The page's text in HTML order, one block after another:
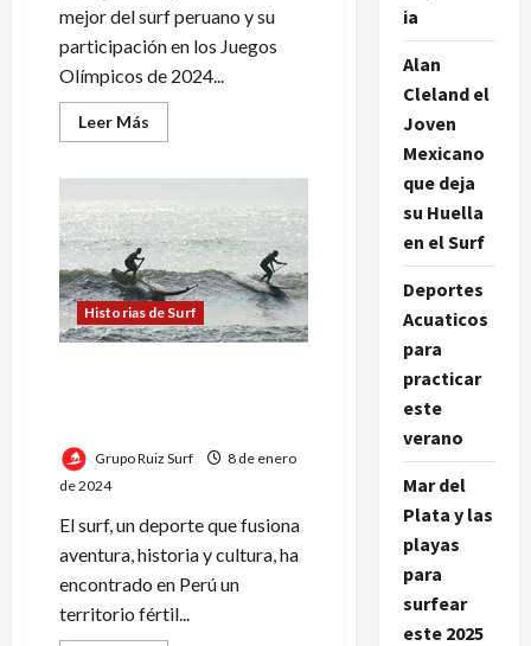
mejor del surf peruano y su
participación en los Juegos
Olímpicos de 2024...
Leer Más
más
La
Estrella
Peruana
del
Surf
Rumbo
a
París
Historias de Surf
Grupo Ruiz Surf
8 de enero
de 2024
El surf, un deporte que fusiona
aventura, historia y cultura, ha
encontrado en Perú un
territorio fértil...
ia
Alan
Cleland el
Joven
Mexicano
que deja
su Huella
en el Surf
Deportes
Acuaticos
para
practicar
este
verano
Mar del
Plata y las
playas
para
surfear
este 2025